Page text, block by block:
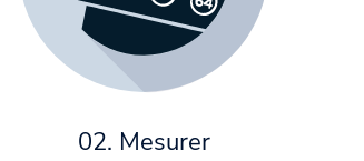
02. Mesurer